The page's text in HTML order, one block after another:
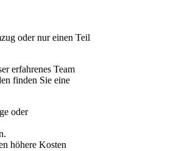
oder nur einen Teil
erfahrenes Team
finden Sie eine
oder
höhere Kosten